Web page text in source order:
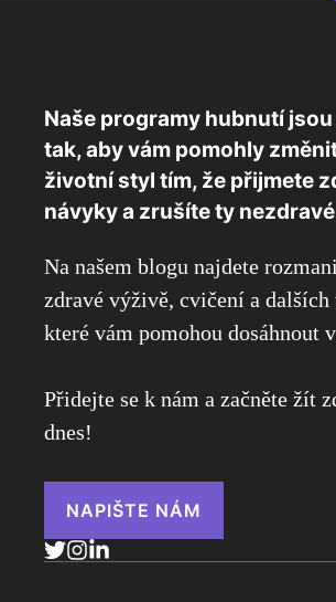
Naše programy hubnutí
tak, aby vám pomohly
životní styl tím, že přijmete
návyky a zrušíte ty
Na našem blogu najdete
zdravé výživě, cvičení a dalších
které vám pomohou dosáhnout
Přidejte se k nám a začněte žít
dnes!
NAPIŠTE NÁM